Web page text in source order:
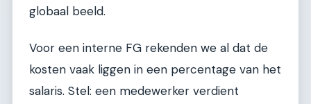
globaal beeld.
Voor een interne FG rekenden we al dat de
kosten vaak liggen in een percentage van het
salaris. Stel: een medewerker verdient